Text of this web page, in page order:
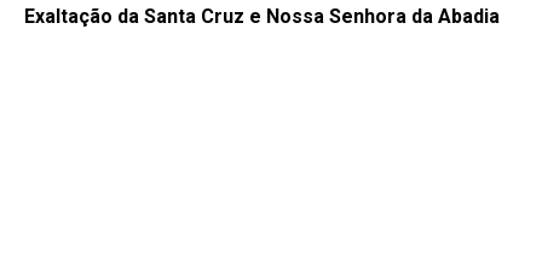
Exaltação da Santa Cruz e Nossa Senhora da Abadia